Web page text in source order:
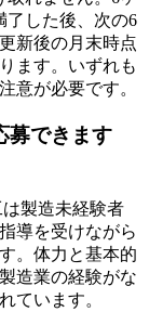
了した後、次の6
新後の月末時点
ます。いずれも
意が必要です。
募できます
製造未経験者
導を受けながら
。体力と基本的
造業の経験がな
ています。